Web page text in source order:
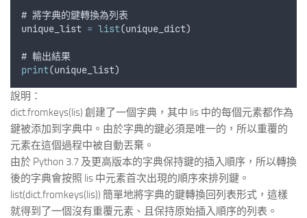
# 將字典的鍵轉換為列表
unique_list = list(unique_dict)
# 輸出結果
print(unique_list)
說明：
dict.fromkeys(lis) 創建了一個字典，其中 lis 中的每個元素都作為
鍵被添加到字典中。由於字典的鍵必須是唯一的，所以重覆的
元素在這個過程中被自動丟棄。
由於 Python 3.7 及更高版本的字典保持鍵的插入順序，所以轉換
後的字典會按照 lis 中元素首次出現的順序來排列鍵。
list(dict.fromkeys(lis)) 簡單地將字典的鍵轉換回列表形式，這樣
就得到了一個沒有重覆元素、且保持原始插入順序的列表。